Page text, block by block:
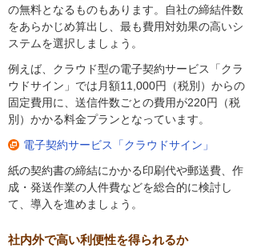
の無料となるものもあります。自社の締結件数
をあらかじめ算出し、最も費用対効果の高いシ
ステムを選択しましょう。
例えば、クラウド型の電子契約サービス「クラ
ウドサイン」では月額11,000円（税別）からの
固定費用に、送信件数ごとの費用が220円（税
別）かかる料金プランとなっています。
電子契約サービス「クラウドサイン」
紙の契約書の締結にかかる印刷代や郵送費、作
成・発送作業の人件費などを総合的に検討し
て、導入を進めましょう。
社内外で高い利便性を得られるか